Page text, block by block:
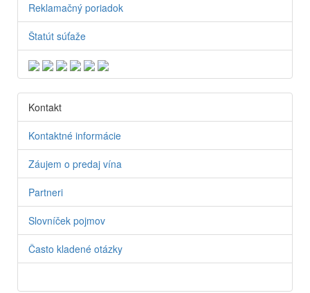
Reklamačný poriadok
Štatút súťaže
Kontakt
Kontaktné informácie
Záujem o predaj vína
Partneri
Slovníček pojmov
Často kladené otázky